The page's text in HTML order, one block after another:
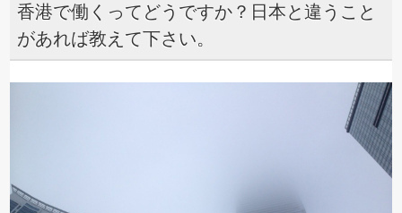
香港で働くってどうですか？日本と違うこと
があれば教えて下さい。